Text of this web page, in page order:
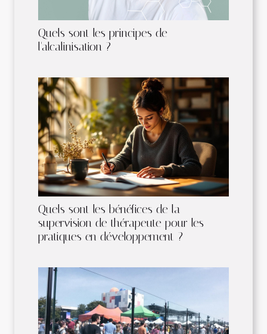
Quels sont les principes de
l'alcalinisation ?
Quels sont les bénéfices de la
supervision de thérapeute pour les
pratiques en développement ?